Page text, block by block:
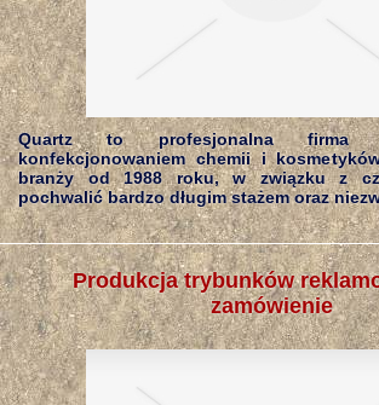
Quartz to profesjonalna firma
konfekcjonowaniem chemii i
branży od 1988 roku, w związku z
pochwalić bardzo długim stażem oraz
Produkcja trybunków
zamówienie